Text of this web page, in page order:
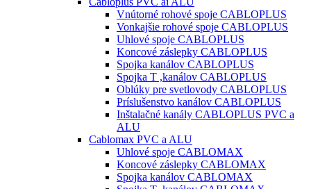
Vnútorné rohové spoje CABLOPLUS
Vonkajšie rohové spoje CABLOPLUS
Uhlové spoje CABLOPLUS
Koncové záslepky CABLOPLUS
Spojka kanálov CABLOPLUS
Spojka T ,kanálov CABLOPLUS
Oblúky pre svetlovody CABLOPLUS
Príslušenstvo kanálov CABLOPLUS
Inštalačné kanály CABLOPLUS PVC a
ALU
Cablomax PVC a ALU
Uhlové spoje CABLOMAX
Koncové záslepky CABLOMAX
Spojka kanálov CABLOMAX